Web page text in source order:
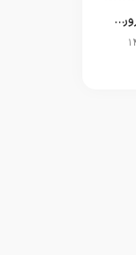
آموزش نصب و کار با مرورگر Aloha Browser